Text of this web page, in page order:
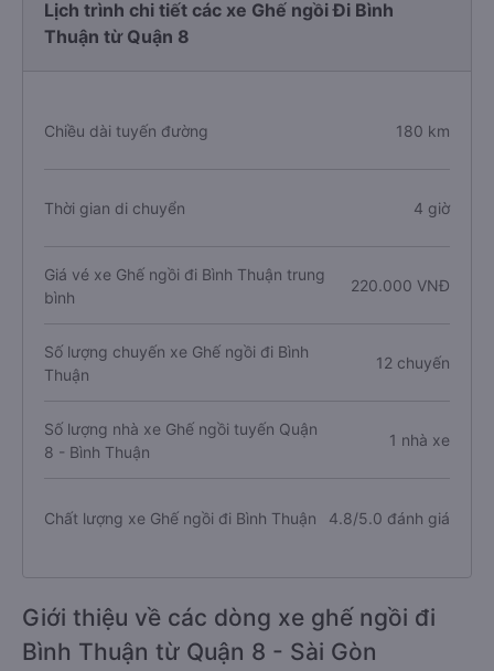
Lịch trình chi tiết các xe Ghế ngồi Đi Bình
Thuận từ Quận 8
Chiều dài tuyến đường 180 km
Thời gian di chuyển 4 giờ
Giá vé xe Ghế ngồi đi Bình Thuận trung
bình
220.000 VNĐ
Số lượng chuyến xe Ghế ngồi đi Bình
Thuận
12 chuyến
Số lượng nhà xe Ghế ngồi tuyến Quận
8 - Bình Thuận
1 nhà xe
Chất lượng xe Ghế ngồi đi Bình Thuận 4.8/5.0 đánh giá
Giới thiệu về các dòng xe ghế ngồi đi
Bình Thuận từ Quận 8 - Sài Gòn